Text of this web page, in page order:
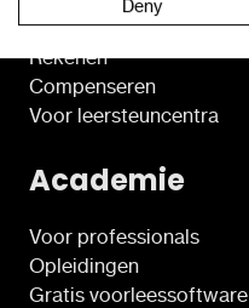
Spelling
Rekenen
Compenseren
Voor leersteuncentra
Academie
Voor professionals
Opleidingen
Gratis voorleessoftware
Deny